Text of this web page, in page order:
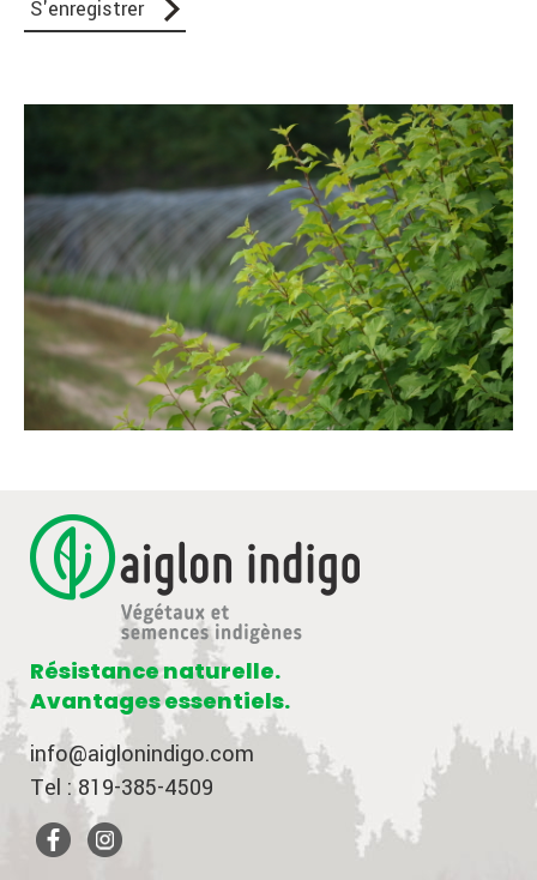
Résistance naturelle.
Avantages essentiels.
info@aiglonindigo.com
Tel : 819-385-4509